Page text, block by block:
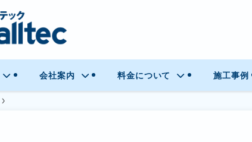
会社案内 料金について 施工事例